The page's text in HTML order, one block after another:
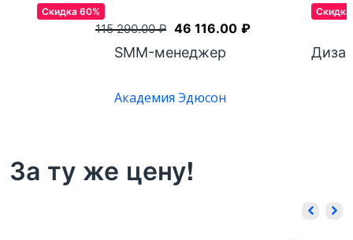
Скидка 60%
SMM-менеджер
Академия Эдюсон
115 290.00 ₽ 46 116.00 ₽
Скидка
За ту же цену!